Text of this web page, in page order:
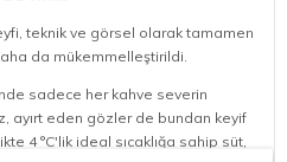
teknik ve görsel olarak tamamen
da mükemmelleştirildi.
sadece her kahve severin
ayırt eden gözler de bundan keyif
4 °C'lik ideal sıcaklığa sahip süt,